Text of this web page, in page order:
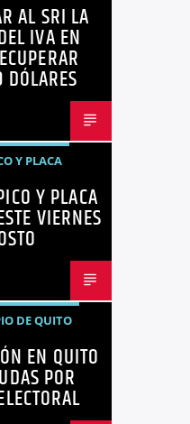
NOTICIAS
AL SRI LA
IVA EN
Y PLACA
Y PLACA
VIERNES
DE QUITO
QUITO
EN QUITO
POR